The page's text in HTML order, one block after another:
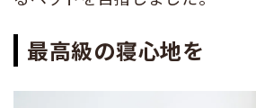
最高級の寝心地を